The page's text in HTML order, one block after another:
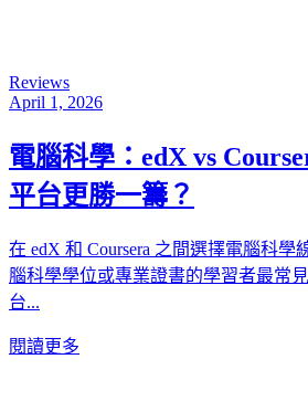
Reviews
April 1, 2026
電腦科學：edX vs
平台更勝一籌？
在 edX 和 Coursera 之間選擇電腦科學
腦科學學位或專業證書的學習者最常
台...
閱讀更多